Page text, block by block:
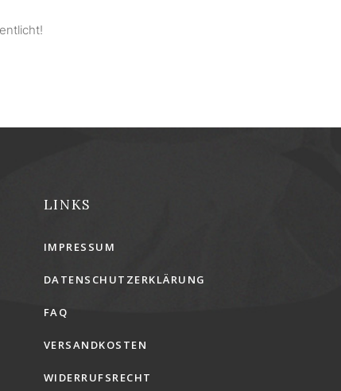
LINKS
IMPRESSUM
DATENSCHUTZERKLÄRUNG
FAQ
VERSANDKOSTEN
WIDERRUFSRECHT